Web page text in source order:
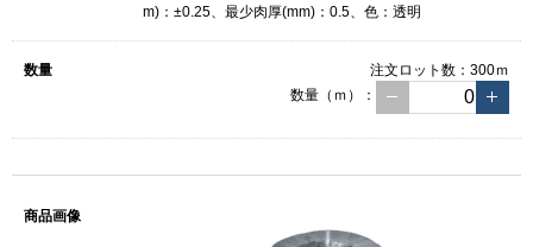
m)：±0.25、最少肉厚(mm)：0.5、色：透明
注文ロット数： 300ｍ
数量（ｍ）：